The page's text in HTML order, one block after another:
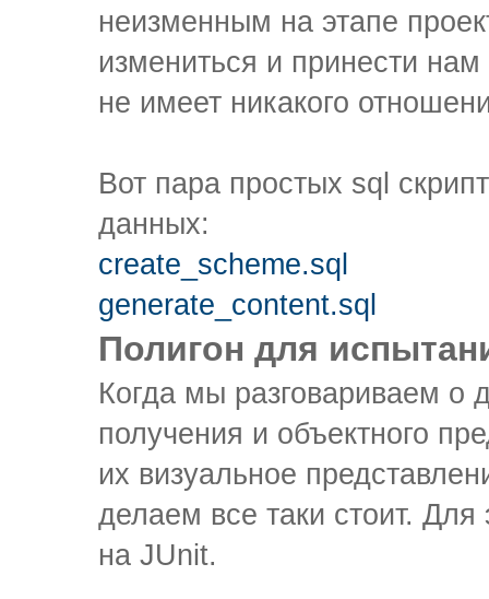
неизменным на этапе
измениться и принести
не имеет никакого
Вот пара простых sql
данных:
create_scheme.sql
generate_content.sql
Полигон для
Когда мы разговариваем о
получения и объектного
их визуальное
делаем все таки стоит. Для
на JUnit.